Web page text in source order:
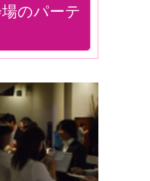
のパーテ